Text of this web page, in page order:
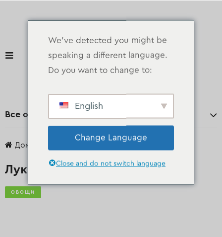
Все отделы
Дом
Лук
ОВОЩИ
We've detected you might be
speaking a different language.
Do you want to change to:
English
Change Language
Close and do not switch language